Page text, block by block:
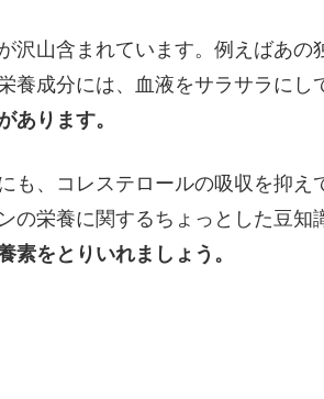
沢山含まれています。例えばあの
養成分には、血液をサラサラにし
あります。
も、コレステロールの吸収を抑え
の栄養に関するちょっとした豆知
素をとりいれましょう。